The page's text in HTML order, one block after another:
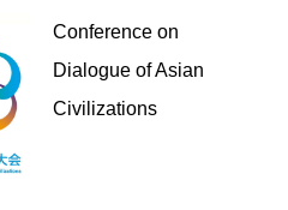
Conference on
Dialogue of Asian
Civilizations